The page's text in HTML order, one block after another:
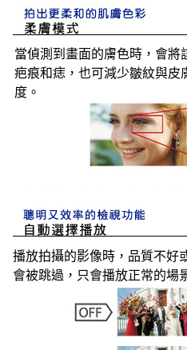
當偵測到畫面的膚色時，會
疤痕和痣，也可減少皺紋與皮
度。
播放拍攝的影像時，品質不好
會被跳過，只會播放正常的場